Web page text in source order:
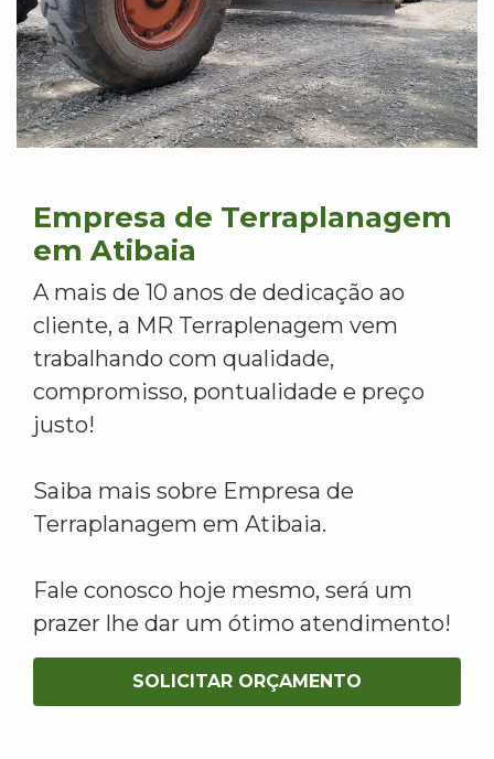
Empresa de Terraplanagem
em Atibaia
A mais de 10 anos de dedicação ao
cliente, a MR Terraplenagem vem
trabalhando com qualidade,
compromisso, pontualidade e preço
justo!
Saiba mais sobre Empresa de
Terraplanagem em Atibaia.
Fale conosco hoje mesmo, será um
prazer lhe dar um ótimo atendimento!
SOLICITAR ORÇAMENTO